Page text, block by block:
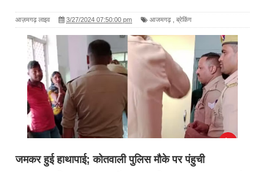
आज़मगढ़ लाइव 3/27/2024 07:50:00 pm आजमगढ़ ब्रेकिंग
जमकर हुई हाथापाई; कोतवाली पुलिस मौके पर पंहुची